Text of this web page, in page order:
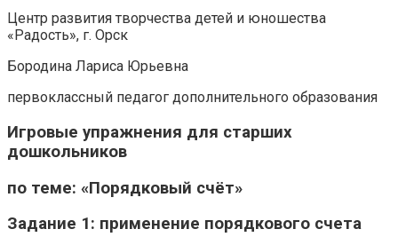
Центр развития творчества детей и юношества
«Радость», г. Орск
Бородина Лариса Юрьевна
первоклассный педагог дополнительного образования
Игровые упражнения для старших
дошкольников
по теме: «Порядковый счёт»
Задание 1: применение порядкового счета